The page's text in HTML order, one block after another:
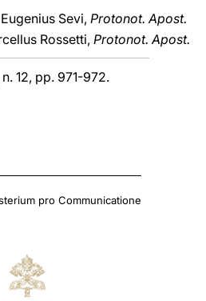
Eugenius Sevi, Protonot. Apost.
Rossetti, Protonot. Apost.
12, pp. 971-972.
pro Communicatione